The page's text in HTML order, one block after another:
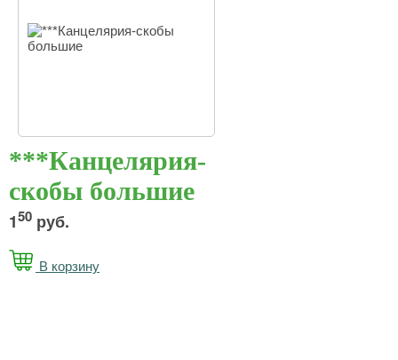
***Канцелярия-
скобы большие
150 руб.
В корзину